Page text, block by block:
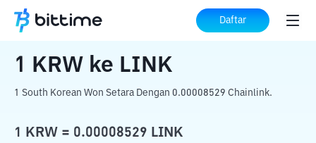
Daftar
Beranda Konverter Kripto ke LINK
1 KRW ke LINK
1 South Korean Won Setara Dengan 0.00008529 Chainlink.
1 KRW = 0.00008529 LINK